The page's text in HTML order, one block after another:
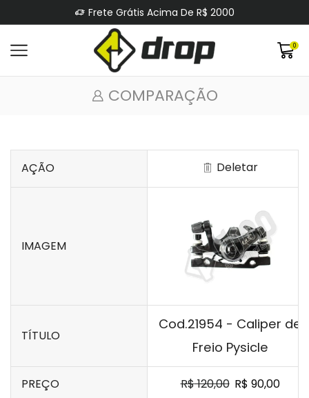
Frete Grátis Acima De R$ 2000
0
COMPARAÇÃO
AÇÃO Deletar
IMAGEM
TÍTULO
Cod.21954 - Caliper de
Freio Pysicle
PREÇO R$120,00 R$ 90,00